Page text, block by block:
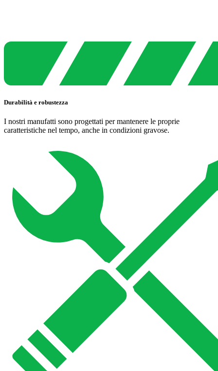
Durabilità e robustezza
I nostri manufatti sono progettati per mantenere le proprie
caratteristiche nel tempo, anche in condizioni gravose.